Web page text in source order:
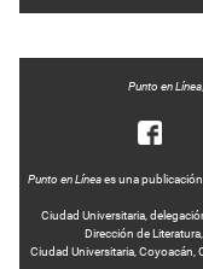
Punto en Línea
Punto en Líneaes una publicación
Ciudad Universitaria,
Dirección de
Ciudad Universitaria,